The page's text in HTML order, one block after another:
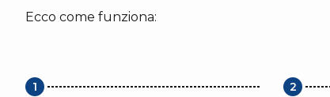
Ecco come funziona:
1 2